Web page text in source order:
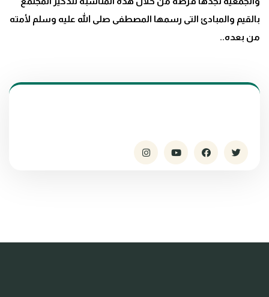
بالقيم والمبادئ التى رسمها المصطفى صلى الله عليه وسلم ﻷمته
من بعده..